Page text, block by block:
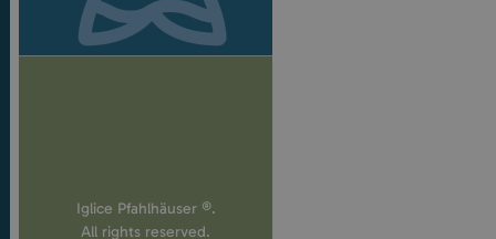
Iglice Pfahlhäuser ®.
All rights reserved.